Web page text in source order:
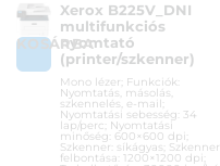
KOSÁRBA
Xerox B225V_DNI
multifunkciós
nyomtató
(printer/szkenner)
Mono lézer; Funkciók:
Nyomtatás, másolás,
szkennelés, e-mail;
Nyomtatási sebesség: 34
lap/perc; Nyomtatási
minőség: 600×600 dpi;
Szkenner: síkágyas; Szkenner
felbontása: 1200×1200 dpi;